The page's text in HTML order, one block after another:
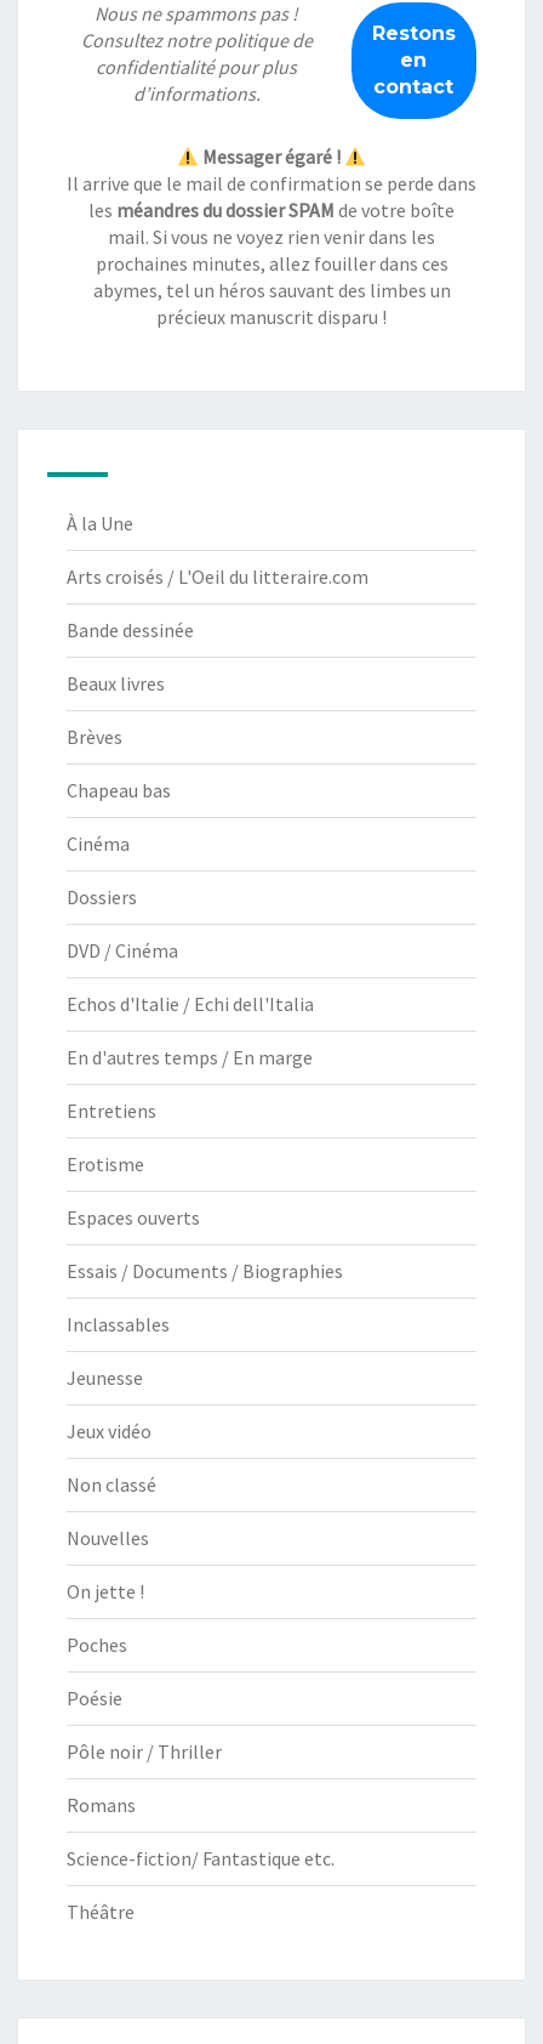
Nous ne spammons pas !
Consultez notrepolitique de
confidentialitépour plus
d’informations.
Messager égaré !
Il arrive que le mail de confirmation se perde dans
les méandres du dossier SPAM de votre boîte
mail. Si vous ne voyez rien venir dans les
prochaines minutes, allez fouiller dans ces
abymes, tel un héros sauvant des limbes un
précieux manuscrit disparu !
À la Une
Arts croisés / L'Oeil du litteraire.com
Bande dessinée
Beaux livres
Brèves
Chapeau bas
Cinéma
Dossiers
DVD / Cinéma
Echos d'Italie / Echi dell'Italia
En d'autres temps / En marge
Entretiens
Erotisme
Espaces ouverts
Essais / Documents / Biographies
Inclassables
Jeunesse
Jeux vidéo
Non classé
Nouvelles
On jette !
Poches
Poésie
Pôle noir / Thriller
Romans
Science-fiction/ Fantastique etc.
Théâtre